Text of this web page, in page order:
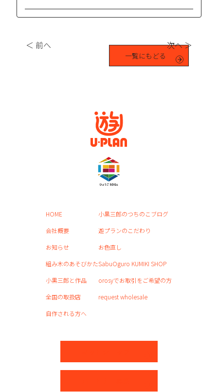
＜ 前へ
一覧にもどる
次へ ＞
HOME
会社概要
お知らせ
組み木のあそびかた
小黒三郎と作品
全国の取扱店
自作される方へ
小黒三郎のつちのこブログ
遊プランのこだわり
お色直し
SabuOguro KUMIKI SHOP
orosyでお取引をご希望の方
request wholesale